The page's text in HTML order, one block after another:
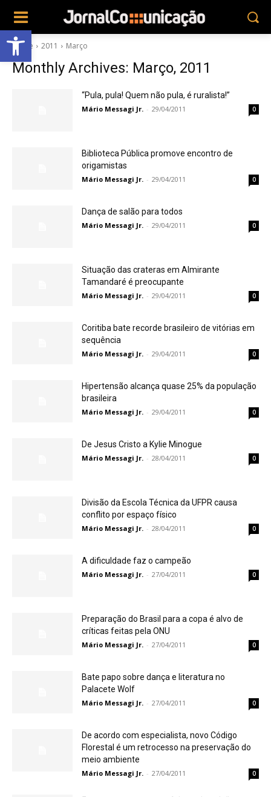
Abrir a barra de ferramentas
Home 2011 Março
Monthly Archives: Março, 2011
“Pula, pula! Quem não pula, é ruralista!”
Mário Messagi Jr. - 29/04/2011 0
Biblioteca Pública promove encontro de
origamistas
Mário Messagi Jr. - 29/04/2011 0
Dança de salão para todos
Mário Messagi Jr. - 29/04/2011 0
Situação das crateras em Almirante
Tamandaré é preocupante
Mário Messagi Jr. - 29/04/2011 0
Coritiba bate recorde brasileiro de vitórias em
sequência
Mário Messagi Jr. - 29/04/2011 0
Hipertensão alcança quase 25% da população
brasileira
Mário Messagi Jr. - 29/04/2011 0
De Jesus Cristo a Kylie Minogue
Mário Messagi Jr. - 28/04/2011 0
Divisão da Escola Técnica da UFPR causa
conflito por espaço físico
Mário Messagi Jr. - 28/04/2011 0
A dificuldade faz o campeão
Mário Messagi Jr. - 27/04/2011 0
Preparação do Brasil para a copa é alvo de
críticas feitas pela ONU
Mário Messagi Jr. - 27/04/2011 0
Bate papo sobre dança e literatura no
Palacete Wolf
Mário Messagi Jr. - 27/04/2011 0
De acordo com especialista, novo Código
Florestal é um retrocesso na preservação do
meio ambiente
Mário Messagi Jr. - 27/04/2011 0